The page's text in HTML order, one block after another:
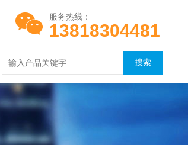
服务热线：
13818304481